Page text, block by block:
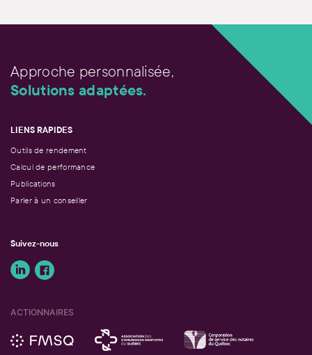
Approche personnalisée,
Solutions adaptées.
LIENS RAPIDES
Outils de rendement
Calcul de performance
Publications
Parler à un conseiller
Suivez-nous
ACTIONNAIRES